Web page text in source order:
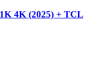
4K (2025) + TCL